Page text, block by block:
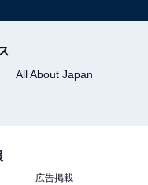
All About Japan
広告掲載